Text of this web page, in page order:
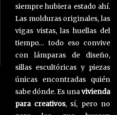
siempre hubiera estado ahí.
Las molduras originales, las
vigas vistas, las huellas del
tiempo… todo eso convive
con lámparas de diseño,
sillas escultóricas y piezas
únicas encontradas quién
sabe dónde. Es unavivienda
para creativos, sí, pero no